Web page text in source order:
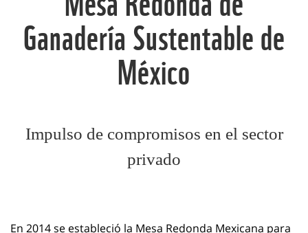
Ganadería Sustentable de
México
Impulso de compromisos en el sector
privado
En 2014 se estableció la Mesa Redonda Mexicana para